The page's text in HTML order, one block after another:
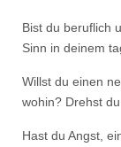
Bist du beruflich
Sinn in deinem
Willst du einen
wohin? Drehst
Hast du Angst,